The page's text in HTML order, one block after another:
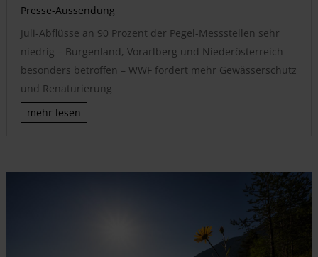
Presse-Aussendung
Juli-Abflüsse an 90 Prozent der Pegel-Messstellen sehr
niedrig – Burgenland, Vorarlberg und Niederösterreich
besonders betroffen – WWF fordert mehr Gewässerschutz
und Renaturierung
mehr lesen